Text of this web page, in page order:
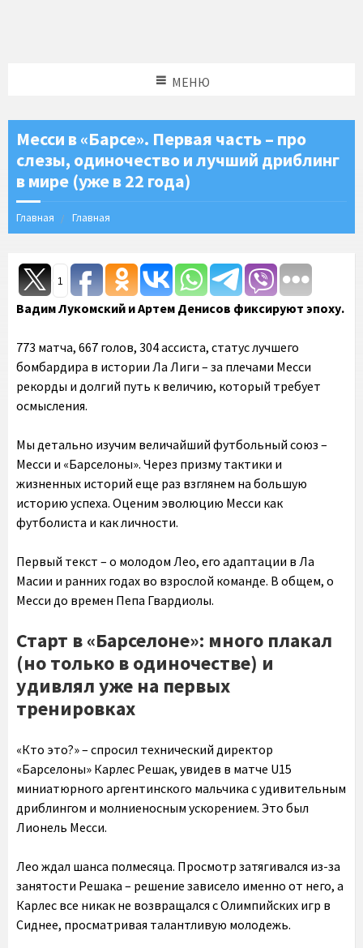
МЕНЮ
Месси в «Барсе». Первая часть – про
слезы, одиночество и лучший дриблинг
в мире (уже в 22 года)
Главная Главная
1
Вадим Лукомский и Артем Денисов фиксируют эпоху.
773 матча, 667 голов, 304 ассиста, статус лучшего
бомбардира в истории Ла Лиги – за плечами Месси
рекорды и долгий путь к величию, который требует
осмысления.
Мы детально изучим величайший футбольный союз –
Месси и «Барселоны». Через призму тактики и
жизненных историй еще раз взглянем на большую
историю успеха. Оценим эволюцию Месси как
футболиста и как личности.
Первый текст – о молодом Лео, его адаптации в Ла
Масии и ранних годах во взрослой команде. В общем, о
Месси до времен Пепа Гвардиолы.
Старт в «Барселоне»: много плакал
(но только в одиночестве) и
удивлял уже на первых
тренировках
«Кто это?» – спросил технический директор
«Барселоны» Карлес Решак, увидев в матче U15
миниатюрного аргентинского мальчика с удивительным
дриблингом и молниеносным ускорением. Это был
Лионель Месси.
Лео ждал шанса полмесяца. Просмотр затягивался из-за
занятости Решака – решение зависело именно от него, а
Карлес все никак не возвращался с Олимпийских игр в
Сиднее, просматривая талантливую молодежь.